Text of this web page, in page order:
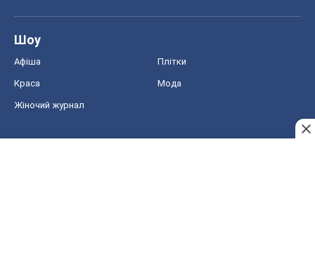
Шоу
Афіша Плітки
Краса Мода
Жіночий журнал